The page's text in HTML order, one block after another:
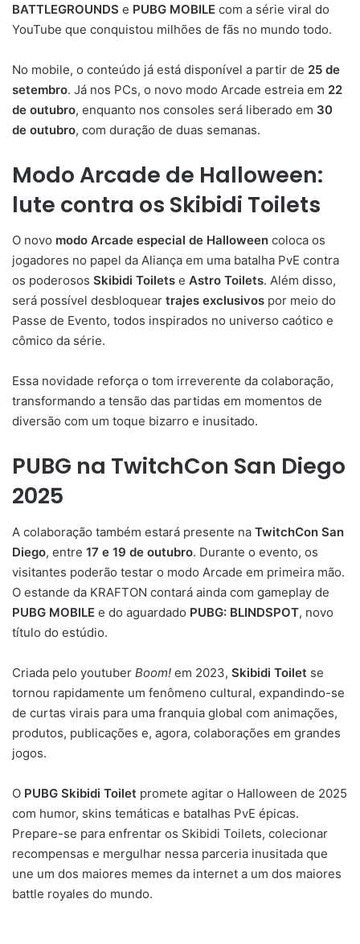
BATTLEGROUNDS e PUBG MOBILE com a série viral do
YouTube que conquistou milhões de fãs no mundo todo.
No mobile, o conteúdo já está disponível a partir de 25 de
setembro. Já nos PCs, o novo modo Arcade estreia em 22
de outubro, enquanto nos consoles será liberado em 30
de outubro, com duração de duas semanas.
Modo Arcade de Halloween:
lute contra os Skibidi Toilets
O novo modo Arcade especial de Halloween coloca os
jogadores no papel da Aliança em uma batalha PvE contra
os poderosos Skibidi Toilets e Astro Toilets. Além disso,
será possível desbloquear trajes exclusivos por meio do
Passe de Evento, todos inspirados no universo caótico e
cômico da série.
Essa novidade reforça o tom irreverente da colaboração,
transformando a tensão das partidas em momentos de
diversão com um toque bizarro e inusitado.
PUBG na TwitchCon San Diego
2025
A colaboração também estará presente na TwitchCon San
Diego, entre 17 e 19 de outubro. Durante o evento, os
visitantes poderão testar o modo Arcade em primeira mão.
O estande da KRAFTON contará ainda com gameplay de
PUBG MOBILE e do aguardado PUBG: BLINDSPOT, novo
título do estúdio.
Criada pelo youtuber Boom! em 2023, Skibidi Toilet se
tornou rapidamente um fenômeno cultural, expandindo-se
de curtas virais para uma franquia global com animações,
produtos, publicações e, agora, colaborações em grandes
jogos.
O PUBG Skibidi Toilet promete agitar o Halloween de 2025
com humor, skins temáticas e batalhas PvE épicas.
Prepare-se para enfrentar os Skibidi Toilets, colecionar
recompensas e mergulhar nessa parceria inusitada que
une um dos maiores memes da internet a um dos maiores
battle royales do mundo.